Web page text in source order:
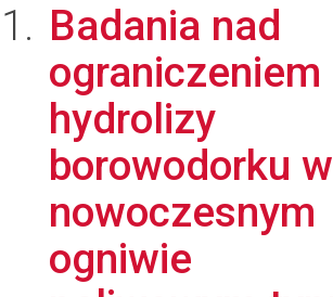
Badania nad
ograniczeniem
hydrolizy
borowodorku w
nowoczesnym
ogniwie